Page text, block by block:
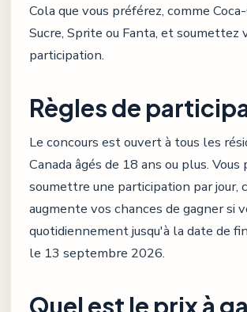
Cola que vous préférez, comme
Sucre, Sprite ou Fanta, et soumettez
participation.
Règles de
Le concours est ouvert à tous les
Canada âgés de 18 ans ou plus. Vous
soumettre une participation par jour,
augmente vos chances de gagner si
quotidiennement jusqu'à la date de
le 13 septembre 2026.
Quel est le prix à